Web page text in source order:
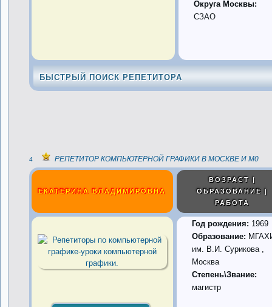
Округа Москвы:
СЗАО
БЫСТРЫЙ ПОИСК РЕПЕТИТОРА
4 РЕПЕТИТОР КОМПЬЮТЕРНОЙ ГРАФИКИ В МОСКВЕ И М0
ЕКАТЕРИНА ВЛАДИМИРОВНА
ВОЗРАСТ |
ОБРАЗОВАНИЕ |
РАБОТА
Год рождения: 1969
Образование:
им. В.И. Сурикова ,
Москва
Степень\Звание:
магистр